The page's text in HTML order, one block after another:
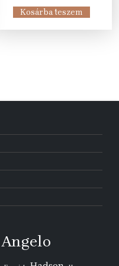
was:
80
is:
59
Kosárba teszem
Angelo